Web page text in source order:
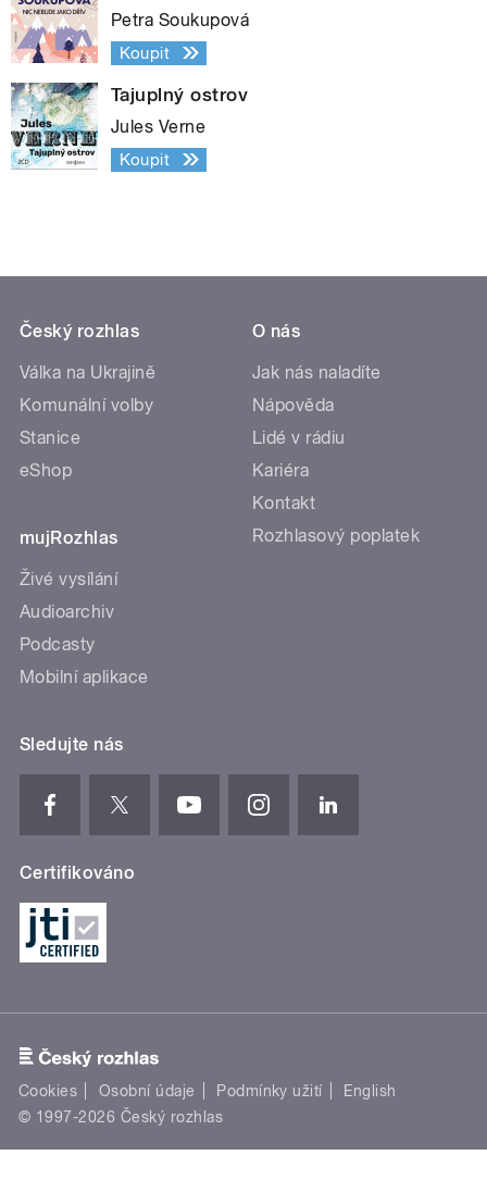
Petra Soukupová
Koupit
Tajuplný ostrov
Jules Verne
Koupit
Český rozhlas
Válka na Ukrajině
Komunální volby
Stanice
eShop
mujRozhlas
Živé vysílání
Audioarchiv
Podcasty
Mobilní aplikace
O nás
Jak nás naladíte
Nápověda
Lidé v rádiu
Kariéra
Kontakt
Rozhlasový poplatek
Sledujte nás
Certifikováno
Cookies Osobní údaje Podmínky užití
English
© 1997-2026 Český rozhlas